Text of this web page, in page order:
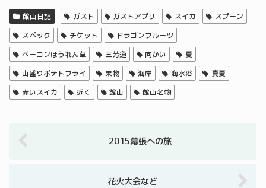
館山日記 ガスト ガストアプリ スイカ
スプーン
スペック
チケット
ドラゴンフルーツ
ベーコンほうれん草
三芳道 向かい
夏
山盛りポテトフライ
果物 海岸 海水浴
真夏
赤いスイカ
近く 館山 館山名物
2015幕張への旅
花火大会など